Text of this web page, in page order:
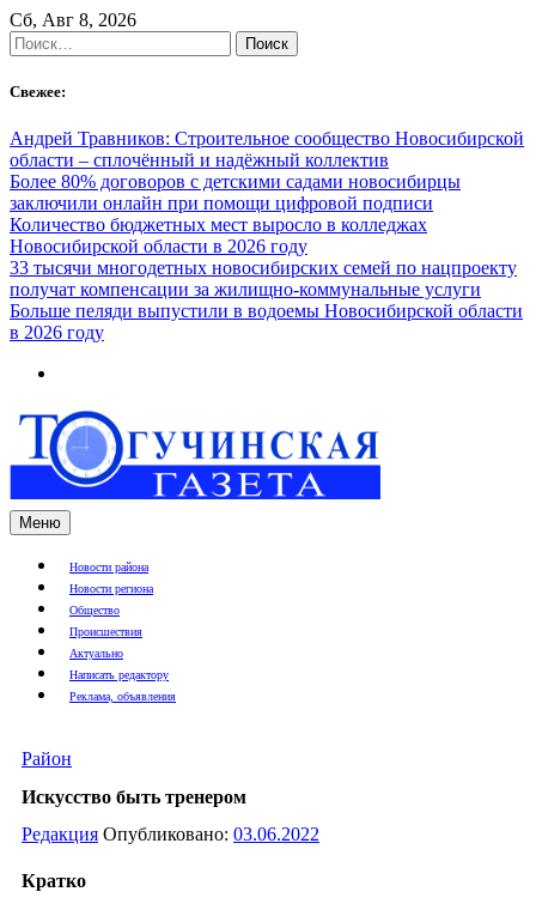
Skip
to
content
Сб, Авг 8, 2026
Найти:
Свежее:
Андрей Травников: Строительное сообщество Новосибирской
области – сплочённый и надёжный коллектив
Более 80% договоров с детскими садами новосибирцы
заключили онлайн при помощи цифровой подписи
Количество бюджетных мест выросло в колледжах
Новосибирской области в 2026 году
33 тысячи многодетных новосибирских семей по нацпроекту
получат компенсации за жилищно-коммунальные услуги
Больше пеляди выпустили в водоемы Новосибирской области
в 2026 году
Меню
Новости района
Новости региона
Общество
Происшествия
Актуально
Написать редактору
Реклама, объявления
Район
Искусство быть тренером
Редакция Опубликовано: 03.06.2022
Кратко